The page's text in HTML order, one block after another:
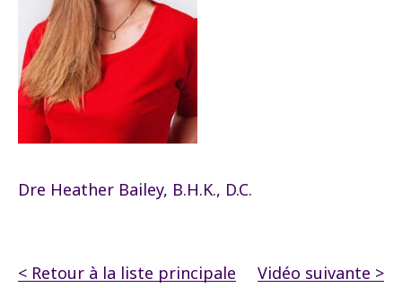
Dre Heather Bailey, B.H.K., D.C.
< Retour à la liste principale Vidéo suivante >